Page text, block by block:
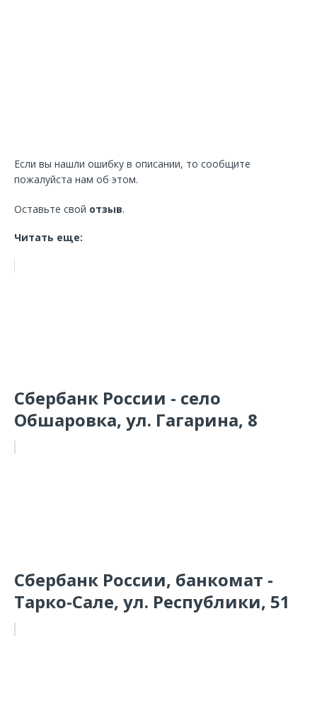
Если вы нашли ошибку в описании, то сообщите
пожалуйста нам об этом.
Оставьте свой отзыв.
Читать еще:
Сбербанк России - село
Обшаровка, ул. Гагарина, 8
Сбербанк России, банкомат -
Тарко-Сале, ул. Республики, 51